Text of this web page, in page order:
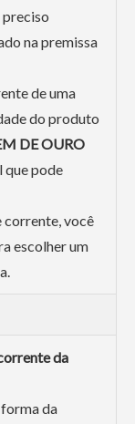
preciso
na premissa
de uma
do produto
DE OURO
que pode
corrente, você
escolher um
da
da